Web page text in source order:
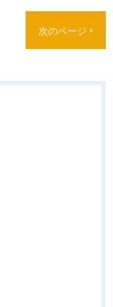
次のページ >